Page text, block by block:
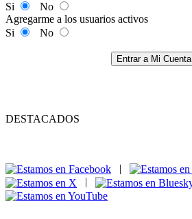
Si
No
Agregarme a los usuarios activos
Si
No
Entrar a Mi Cuenta
DESTACADOS
|
|